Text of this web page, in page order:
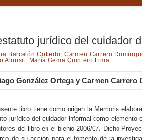
jurídico del cuidador
Barcelón Cobedo, Carmen Carrero
Alonso, María Gema Quintero Lima
González Ortega y Carmen Carrero
libro tiene como origen la Memoria
jurídico del cuidador informal como
del libro en el bienio 2006/07. Dicho
de su acción para el fomento de la